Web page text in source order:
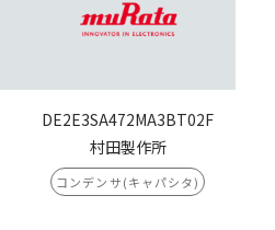
DE2E3SA472MA3BT02F
村田製作所
コンデンサ(キャパシタ)